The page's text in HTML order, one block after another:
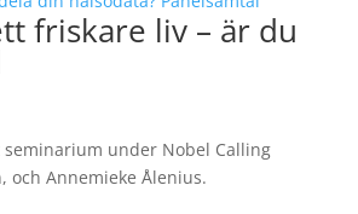
friskare liv – är du
under Nobel Calling
och Annemieke Ålenius.